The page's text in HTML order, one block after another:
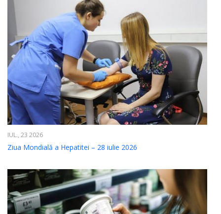
IUL., 23 2026
Ziua Mondială a Hepatitei – 28 iulie 2026